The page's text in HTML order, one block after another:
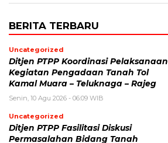
BERITA TERBARU
Uncategorized
Ditjen PTPP Koordinasi Pelaksanaan
Kegiatan Pengadaan Tanah Tol
Kamal Muara – Teluknaga – Rajeg
Senin, 10 Agu 2026 - 06:09 WIB
Uncategorized
Ditjen PTPP Fasilitasi Diskusi
Permasalahan Bidang Tanah